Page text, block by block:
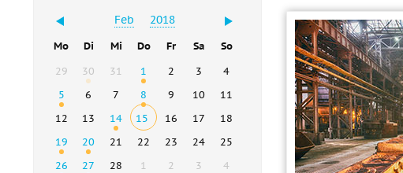
Feb 2018
Mo Di Mi Do Fr Sa
So
29
30 31 1 2 3
4
5
6 7 8 9 10
11
12
13 14 15 16 17
18
19
20 21 22 23 24
25
26
27 28 1 2 3 4